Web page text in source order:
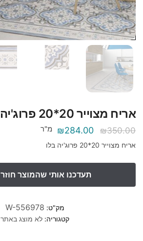
אריח מצוייר 20*20 פרוג'יה בלו
₪350.00
המחיר
המקורי
₪350.00.
₪284.00
המחיר
הנוכחי
₪284.00.
מ"ר
אריח מצוייר 20*20 פרוג'יה בלו
מק"ט: W-556978
קטגוריה: לא מוצג באתר